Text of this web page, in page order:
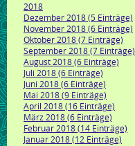
2018
Dezember 2018 (5 Einträge)
November 2018 (6 Einträge)
Oktober 2018 (7 Einträge)
September 2018 (7 Einträge)
August 2018 (6 Einträge)
Juli 2018 (6 Einträge)
Juni 2018 (6 Einträge)
Mai 2018 (9 Einträge)
April 2018 (16 Einträge)
März 2018 (6 Einträge)
Februar 2018 (14 Einträge)
Januar 2018 (12 Einträge)